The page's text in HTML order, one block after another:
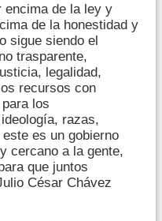
encima de la ley y
de la honestidad y
sigue siendo el
trasparente,
legalidad,
recursos con
los
razas,
es un gobierno
cercano a la gente,
que juntos
César Chávez